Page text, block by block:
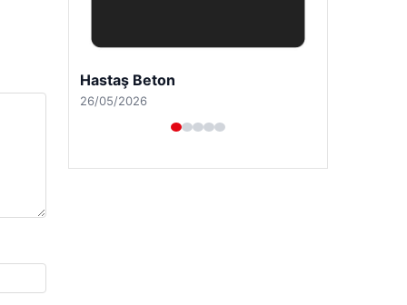
Enes Kaplan Avukatlık Bürosu
28/04/2026